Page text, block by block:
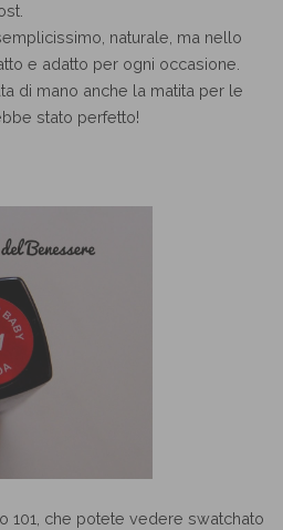
naturale, ma nello
e adatto per ogni occasione.
di mano anche la matita per le
stato perfetto!
101, che potete vedere swatchato